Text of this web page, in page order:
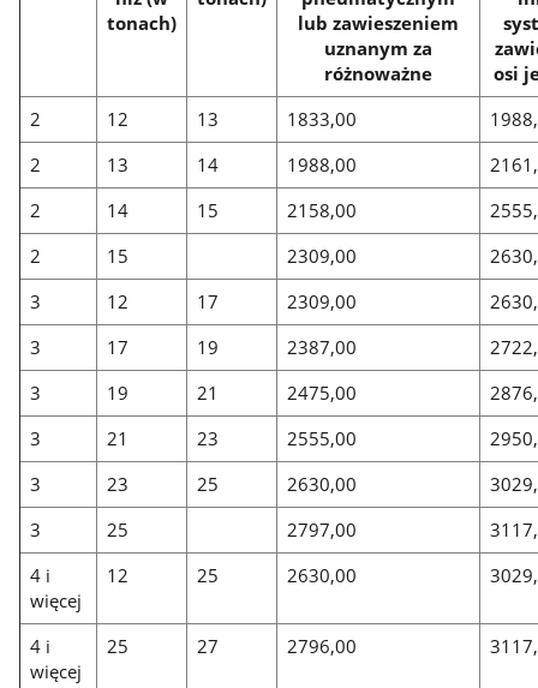
tonach)
lub zawieszeniem
uznanym za
różnoważne
osi
2
12 13 1833,00
2
13 14 1988,00
2
14 15 2158,00
2
15 2309,00
3
12 17 2309,00
3
17 19 2387,00
3
19 21 2475,00
3
21 23 2555,00
3
23 25 2630,00
3
25 2797,00
4 i
więcej
12 25 2630,00
4 i
więcej
25 27 2796,00